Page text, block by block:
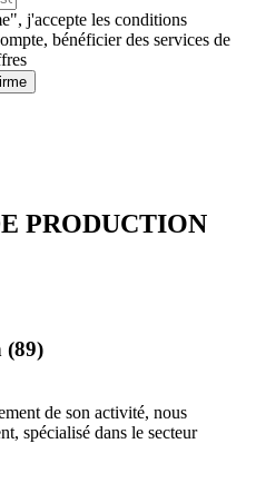
j'accepte les conditions
bénéficier des services de
PRODUCTION
(89)
de son activité, nous
spécialisé dans le secteur